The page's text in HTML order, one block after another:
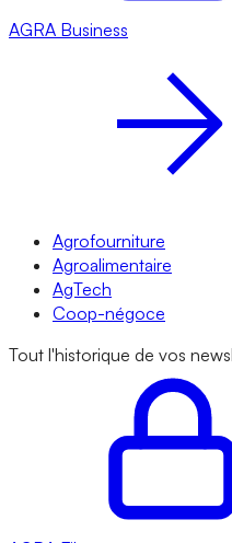
AGRA Business
Agrofourniture
Agroalimentaire
AgTech
Coop-négoce
Tout l'historique de vos